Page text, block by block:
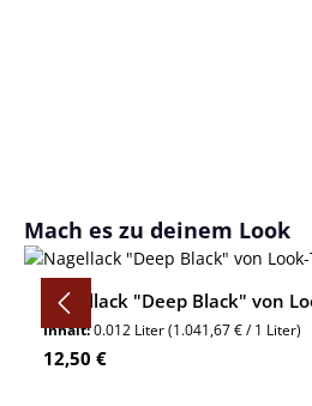
Produktgalerie überspringen
Mach es zu deinem Look
Nagellack "Deep Black" von
Inhalt:0.012 Liter(1.041,67 € / 1 Liter)
Regulärer Preis:
12,50 €